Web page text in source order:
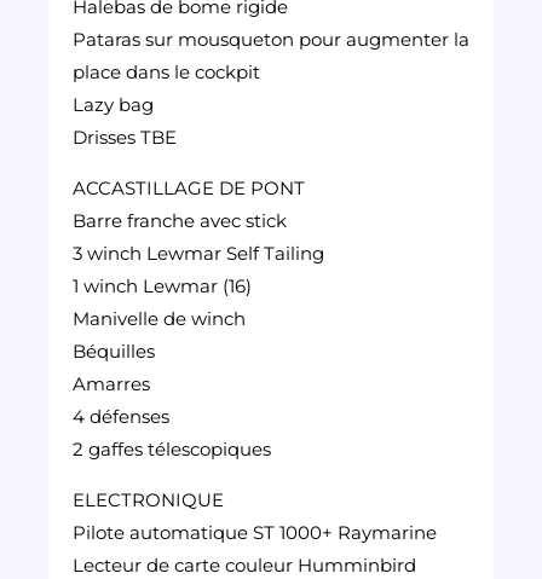
Halebas de bome rigide
Pataras sur mousqueton pour augmenter la
place dans le cockpit
Lazy bag
Drisses TBE
ACCASTILLAGE DE PONT
Barre franche avec stick
3 winch Lewmar Self Tailing
1 winch Lewmar (16)
Manivelle de winch
Béquilles
Amarres
4 défenses
2 gaffes télescopiques
ELECTRONIQUE
Pilote automatique ST 1000+ Raymarine
Lecteur de carte couleur Humminbird